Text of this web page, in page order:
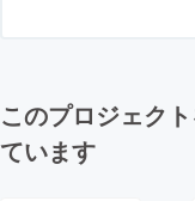
このプロジェク
ています